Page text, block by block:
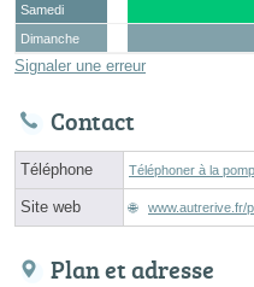
Samedi
Dimanche
Signaler une erreur
Contact
Téléphone Téléphoner à la
Site web www.autrerive.fr/
Plan et adresse